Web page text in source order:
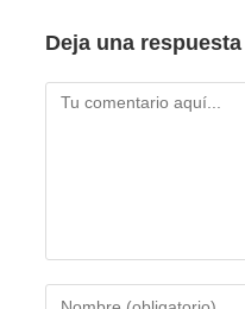
Deja una respuesta